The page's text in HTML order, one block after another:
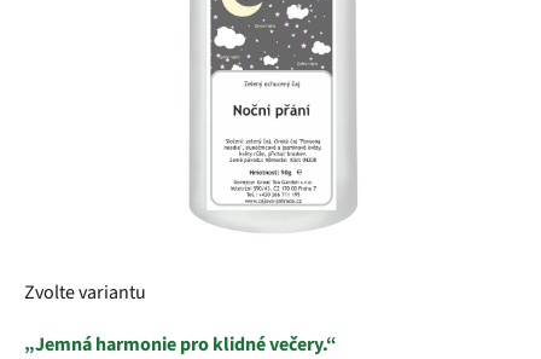
Zvolte variantu
„Jemná harmonie pro klidné večery.“